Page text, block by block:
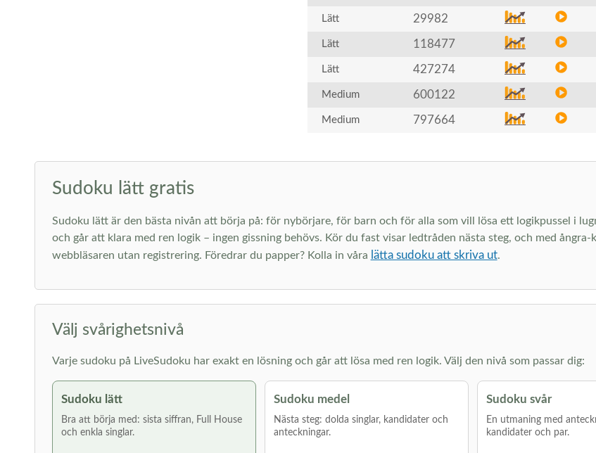
Lätt 29982
Lätt 118477
Lätt 427274
Medium 600122
Medium 797664
Sudoku lätt gratis
Sudoku lätt är den bästa nivån att börja på: för nybörjare, för barn och för alla som vill lösa ett logikpussel i
och går att klara med ren logik – ingen gissning behövs. Kör du fast visar ledtråden nästa steg, och med
webbläsaren utan registrering. Föredrar du papper? Kolla in våra lätta sudoku att skriva ut.
Välj svårighetsnivå
Varje sudoku på LiveSudoku har exakt en lösning och går att lösa med ren logik. Välj den nivå som passar dig:
Sudoku lätt
Bra att börja med: sista siffran, Full House
och enkla singlar.
Sudoku medel
Nästa steg: dolda singlar, kandidater och
anteckningar.
Sudoku svår
En utmaning med
kandidater och par.